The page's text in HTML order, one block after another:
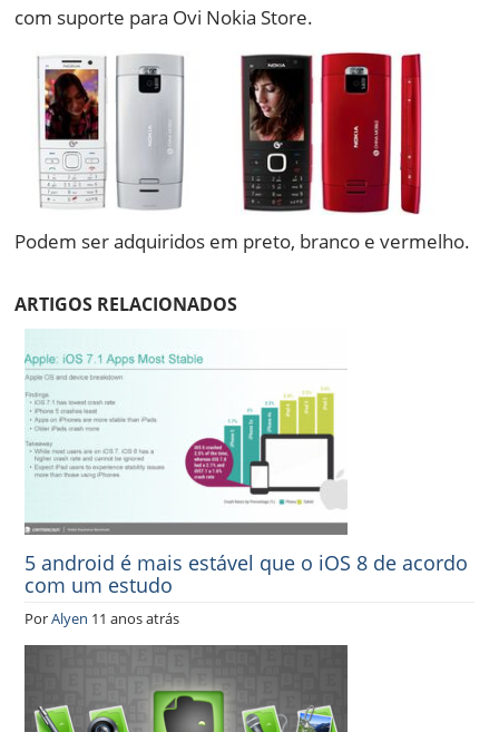
com suporte para Ovi Nokia Store.
Podem ser adquiridos em preto, branco e vermelho.
ARTIGOS RELACIONADOS
5 android é mais estável que o iOS 8 de acordo
com um estudo
PorAlyen 11 anos atrás